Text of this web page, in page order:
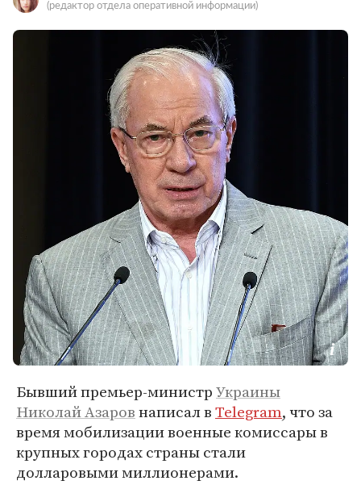
(редактор отдела оперативной информации)
Бывший премьер-министрУкраины
Николай Азаровнаписал вTelegram, что за
время мобилизации военные комиссары в
крупных городах страны стали
долларовыми миллионерами.